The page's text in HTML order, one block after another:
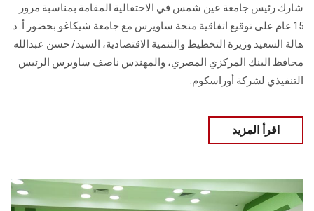
شارك رئيس جامعة عين شمس في الاحتفالية المقامة بمناسبة مرور
15 عام على توقيع اتفاقية منحة ساويرس مع جامعة شيكاغو بحضور أ. د.
هالة السعيد وزيرة التخطيط والتنمية الاقتصادية، السيد/ حسن عبدالله
محافظ البنك المركزي المصري، والمهندس ناصف ساويرس الرئيس
التنفيذي لشركة أوراسكوم.
اقرأ المزيد